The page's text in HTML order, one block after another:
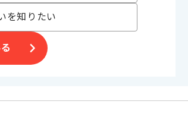
を知りたい